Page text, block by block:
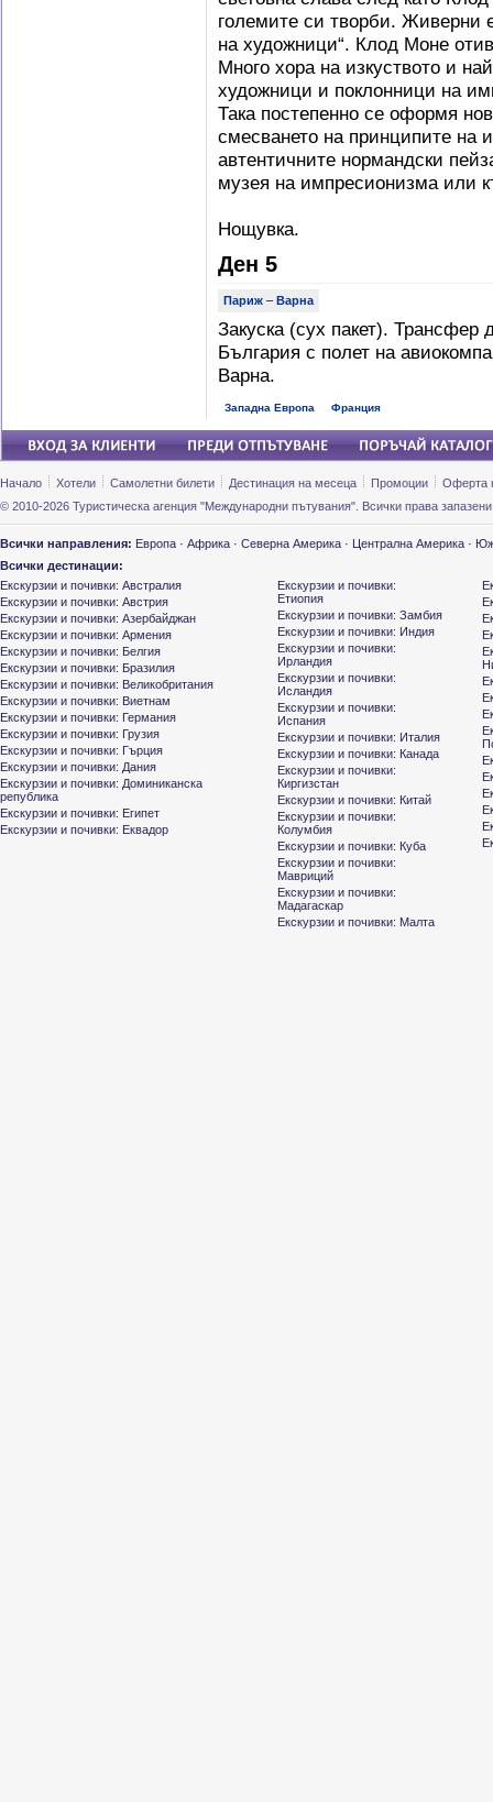
големите си творби. Живерни
на художници“. Клод Моне
Много хора на изкуството и
художници и поклонници на
Така постепенно се оформя
смесването на принципите на
автентичните нормандски
музея на импресионизма или
Нощувка.
Ден 5
Париж – Варна
Закуска (сух пакет).
България с полет на
Варна.
Западна Европа Франция
Начало Хотели Самолетни билети Дестинация на месеца Промоции
Оферта
© 2010-2026 Туристическа агенция "Международни пътувания". Всички права
Всички направления: Европа · Африка · Северна Америка · Централна Америка ·
Всички дестинации:
Екскурзии и почивки: Австралия
Екскурзии и почивки: Австрия
Екскурзии и почивки: Азербайджан
Екскурзии и почивки: Армения
Екскурзии и почивки: Белгия
Екскурзии и почивки: Бразилия
Екскурзии и почивки: Великобритания
Екскурзии и почивки: Виетнам
Екскурзии и почивки: Германия
Екскурзии и почивки: Грузия
Екскурзии и почивки: Гърция
Екскурзии и почивки: Дания
Екскурзии и почивки: Доминиканска
република
Екскурзии и почивки: Египет
Екскурзии и почивки: Еквадор
Екскурзии и почивки:
Етиопия
Екскурзии и почивки: Замбия
Екскурзии и почивки: Индия
Екскурзии и почивки:
Ирландия
Екскурзии и почивки:
Исландия
Екскурзии и почивки:
Испания
Екскурзии и почивки: Италия
Екскурзии и почивки: Канада
Екскурзии и почивки:
Киргизстан
Екскурзии и почивки: Китай
Екскурзии и почивки:
Колумбия
Екскурзии и почивки: Куба
Екскурзии и почивки:
Мавриций
Екскурзии и почивки:
Мадагаскар
Екскурзии и почивки: Малта